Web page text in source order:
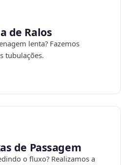
de Ralos
lenta? Fazemos
tubulações.
de Passagem
o fluxo? Realizamos a